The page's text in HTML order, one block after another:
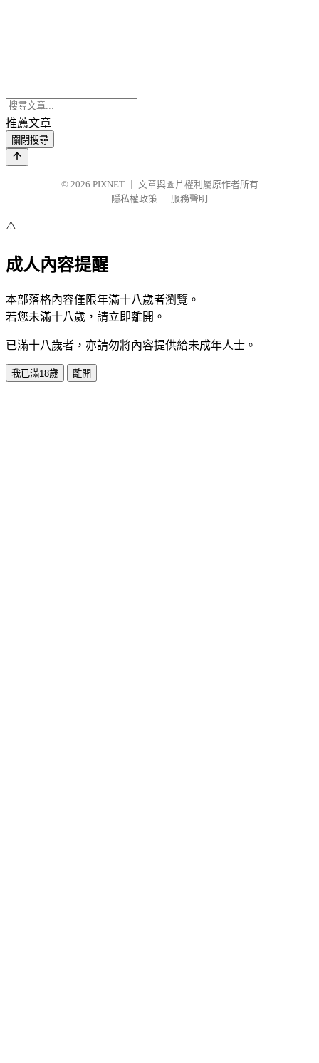
推薦文章
關閉搜尋
© 2026 PIXNET
文章與圖片權利屬原作者所有
隱私權政策
服務聲明
⚠️
成人內容提醒
本部落格內容僅限年滿十八歲者瀏覽。
若您未滿十八歲，請立即離開。
已滿十八歲者，亦請勿將內容提供給未成年人士。
我已滿18歲 離開